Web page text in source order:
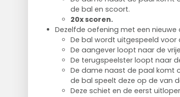
de bal en scoort.
20x scoren.
Dezelfde oefening met een nieuwe
De bal wordt uitgespeeld voor
De aangever loopt naar de
De terugspeelster loopt naar
De dame naast de paal komt
de bal speelt deze op de van
Deze schiet en de eerst